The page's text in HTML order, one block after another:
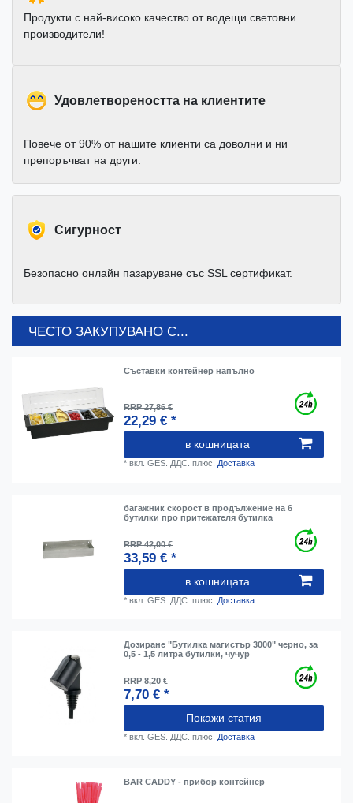
Продукти с най-високо качество от водещи световни
производители!
Удовлетвореността на клиентите
Повече от 90% от нашите клиенти са доволни и ни
препоръчват на други.
Cигурност
Безопасно онлайн пазаруване със SSL сертификат.
ЧЕСТО ЗАКУПУВАНО С...
Съставки контейнер напълно
RRP 27,86 €
22,29 € *
в кошницата
*вкл. GES. ДДС. плюс. Доставка
багажник скорост в продължение на 6
бутилки про притежателя бутилка
RRP 42,00 €
33,59 € *
в кошницата
*вкл. GES. ДДС. плюс. Доставка
Дозиране "Бутилка магистър 3000" черно, за
0,5 - 1,5 литра бутилки, чучур
RRP 8,20 €
7,70 € *
Покажи статия
*вкл. GES. ДДС. плюс. Доставка
BAR CADDY - прибор контейнер